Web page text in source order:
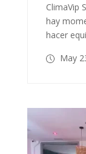
ClimaVip
hay
hacer
May